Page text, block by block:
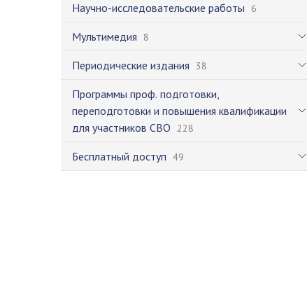
Научно-исследовательские работы 6
Мультимедия 8
Периодические издания 38
Программы проф. подготовки,
переподготовки и повышения квалификации
для участников СВО 228
Бесплатный доступ 49